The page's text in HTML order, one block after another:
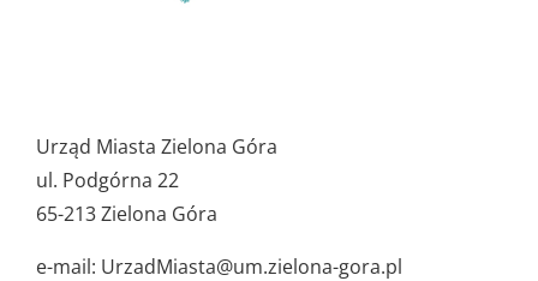
ważne
dane
Urząd Miasta Zielona Góra
ul. Podgórna 22
65-213 Zielona Góra
e-mail: UrzadMiasta@um.zielona-gora.pl